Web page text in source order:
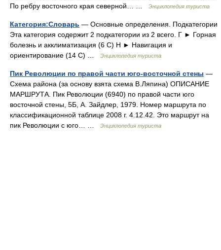
По ребру восточного края северной… …
Энциклопедия туриста
Категория:Словарь — Основные определения. Подкатегории
Эта категория содержит 2 подкатегории из 2 всего. Г ► Горная
болезнь и акклиматизация‎ (6 С) Н ► Навигация и
ориентирование‎ (14 С) …
Энциклопедия туриста
Пик Революции по правой части юго-восточной стены —
Схема района (за основу взята схема В.Ляпина) ОПИСАНИЕ
МАРШРУТА. Пик Революции (6940) по правой части юго
восточной стены, 5Б, А. Зайдлер, 1979. Номер маршрута по
классификационной таблице 2008 г. 4.12.42. Это маршрут на
пик Революции с юго… …
Энциклопедия туриста